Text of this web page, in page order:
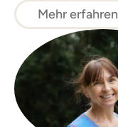
Mehr erfahren